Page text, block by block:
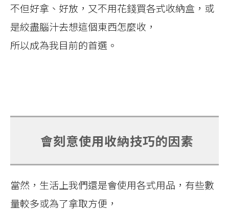
不但好拿、好放，又不用花錢買各式收納盒，或
是絞盡腦汁去想這個東西怎麼收，
所以成為我目前的首選。
會刻意使用收納技巧的因素
當然，生活上我們還是會使用各式用品，有些數
量較多或為了拿取方便，